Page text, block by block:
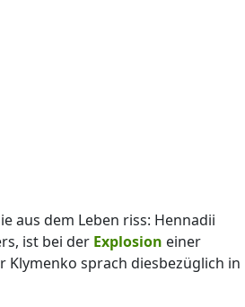
aus dem Leben riss: Hennadii
ist bei der Explosion einer
sprach diesbezüglich in